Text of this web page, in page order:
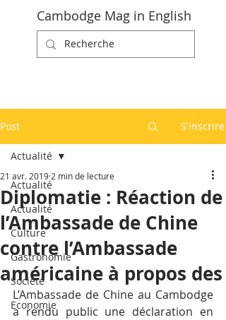
Cambodge Mag in English
Post S'inscrire
Actualité
Actualité
Culture
Gastronomie
Société
Economie
Actualité
Diplomatie : Réaction de
l’Ambassade de Chine
contre l’Ambassade
américaine à propos des
21 avr. 2019 2 min de lecture
L’Ambassade de Chine au Cambodge
a rendu public une déclaration en